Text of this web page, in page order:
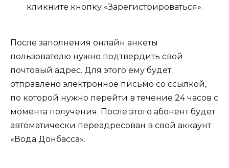
кликните кнопку «Зарегистрироваться».
После заполнения онлайн анкеты
пользователю нужно подтвердить свой
почтовый адрес. Для этого ему будет
отправлено электронное письмо со ссылкой,
по которой нужно перейти в течение 24 часов с
момента получения. После этого абонент будет
автоматически переадресован в свой аккаунт
«Вода Донбасса».